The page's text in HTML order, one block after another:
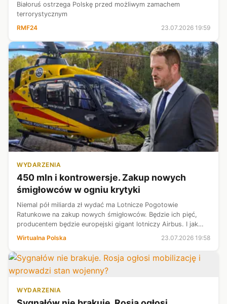
Białoruś ostrzega Polskę przed możliwym zamachem
terrorystycznym
RMF24
23.07.2026 19:59
WYDARZENIA
450 mln i kontrowersje. Zakup nowych
śmigłowców w ogniu krytyki
Niemal pół miliarda zł wydać ma Lotnicze Pogotowie
Ratunkowe na zakup nowych śmigłowców. Będzie ich pięć,
producentem będzie europejski gigant lotniczy Airbus. I jak
Wirtualna Polska 23.07.2026 19:58
WYDARZENIA